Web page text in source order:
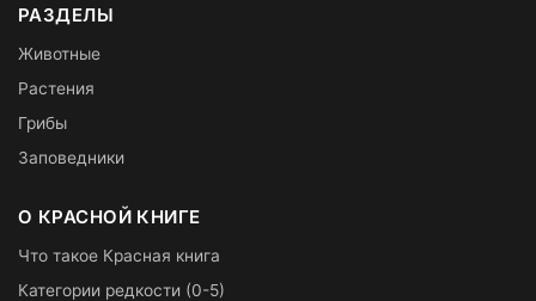
РАЗДЕЛЫ
Животные
Растения
Грибы
Заповедники
О КРАСНОЙ КНИГЕ
Что такое Красная книга
Категории редкости (0-5)